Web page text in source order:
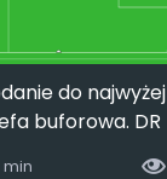
do najwyżej
buforowa. DR
min